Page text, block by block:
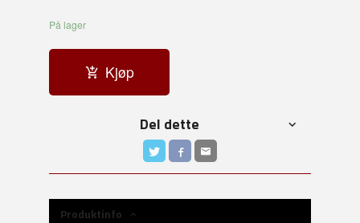
På lager
Kjøp
Del dette
Produktinfo